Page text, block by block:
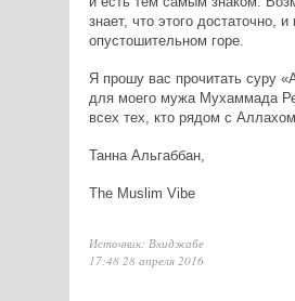
знает, что этого достаточно,
опустошительном горе.
Я прошу вас прочитать суру
для моего мужа Мухаммада
всех тех, кто рядом с
Танна Альгаббан,
The Muslim Vibe
Источник: Вхиджабе
17:48 28 апреля 2016